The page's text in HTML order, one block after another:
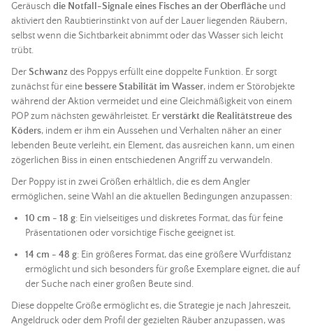
Geräusch die Notfall-Signale eines Fisches an der Oberfläche und
aktiviert den Raubtierinstinkt von auf der Lauer liegenden Räubern,
selbst wenn die Sichtbarkeit abnimmt oder das Wasser sich leicht
trübt.
DerSchwanzdes Poppys erfüllt eine doppelte Funktion. Er sorgt
zunächst für eine bessere Stabilität im Wasser, indem er Störobjekte
während der Aktion vermeidet und eine Gleichmäßigkeit von einem
POP zum nächsten gewährleistet. Erverstärkt die Realitätstreue des
Köders, indem er ihm ein Aussehen und Verhalten näher an einer
lebenden Beute verleiht, ein Element, das ausreichen kann, um einen
zögerlichen Biss in einen entschiedenen Angriff zu verwandeln.
Der Poppy ist in zwei Größen erhältlich, die es dem Angler
ermöglichen, seine Wahl an die aktuellen Bedingungen anzupassen:
10 cm - 18 g: Ein vielseitiges und diskretes Format, das für feine
Präsentationen oder vorsichtige Fische geeignet ist.
14 cm - 48 g: Ein größeres Format, das eine größere Wurfdistanz
ermöglicht und sich besonders für große Exemplare eignet, die auf
der Suche nach einer großen Beute sind.
Diese doppelte Größe ermöglicht es, die Strategie je nach Jahreszeit,
Angeldruck oder dem Profil der gezielten Räuber anzupassen, was